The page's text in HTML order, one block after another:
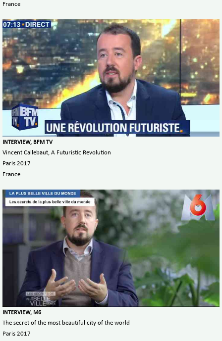
France
INTERVIEW, BFM TV
Vincent Callebaut, A Futuristic Revolution
Paris 2017
France
INTERVIEW, M6
The secret of the most beautiful city of the world
Paris 2017